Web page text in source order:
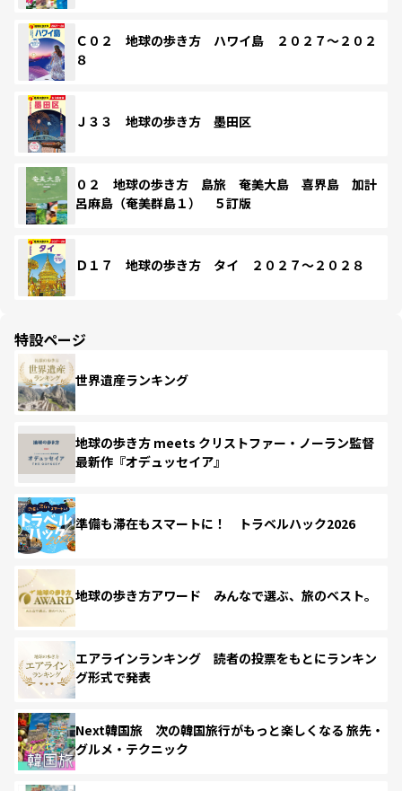
Ｃ０２ 地球の歩き方 ハワイ島 ２０２７～２０２
８
Ｊ３３ 地球の歩き方 墨田区
０２ 地球の歩き方 島旅 奄美大島 喜界島 加計
呂麻島（奄美群島１） ５訂版
Ｄ１７ 地球の歩き方 タイ ２０２７～２０２８
特設ページ
世界遺産ランキング
地球の歩き方 meets クリストファー・ノーラン監督
最新作『オデュッセイア』
準備も滞在もスマートに！ トラベルハック2026
地球の歩き方アワード みんなで選ぶ、旅のベスト。
エアラインランキング 読者の投票をもとにランキン
グ形式で発表
Next韓国旅 次の韓国旅行がもっと楽しくなる 旅先・
グルメ・テクニック